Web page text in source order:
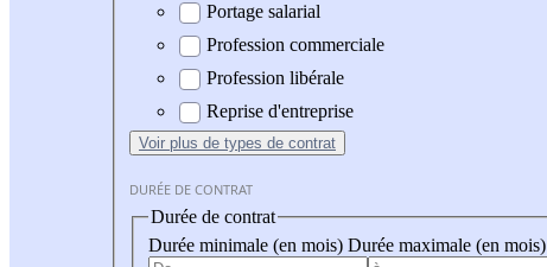
Portage salarial
Profession commerciale
Profession libérale
Reprise d'entreprise
Voir plus de types de contrat
DURÉE DE CONTRAT
Durée de contrat
Durée minimale (en mois) Durée maximale (en mois)